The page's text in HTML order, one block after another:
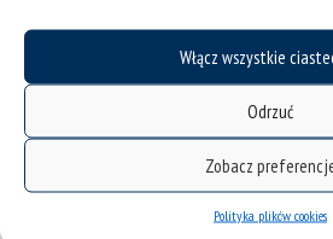
Włącz wszystkie
Odrzuć
Zobacz
Polityka plików cookies
Harmonogram
Od 8 do 15 listopada 2023 r.dr
uczestniczyć w badaniach naukowych,
konsultacjach oraz seminariach dla
pracowniczek oraz studentów i
Kulturze Uniwersytetu Śląskiego i